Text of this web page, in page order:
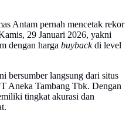
Antam pernah mencetak rekor
29 Januari 2026, yakni
dengan harga buybackdi level
bersumber langsung dari situs
Aneka Tambang Tbk. Dengan
tingkat akurasi dan